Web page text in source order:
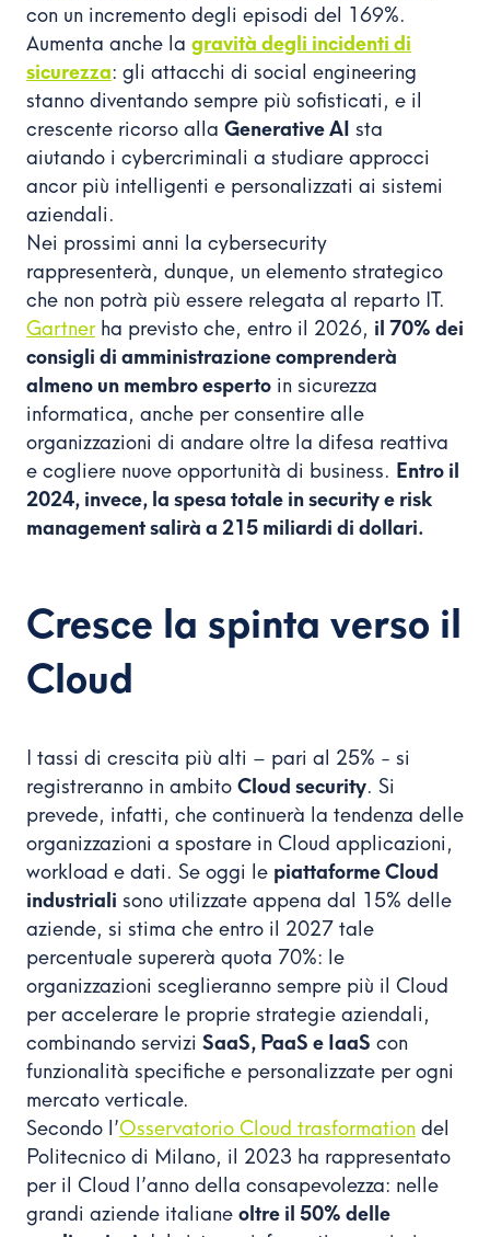
con un incremento degli episodi del 169%.
Aumenta anche la gravità degli incidenti di
sicurezza: gli attacchi di social engineering
stanno diventando sempre più sofisticati, e il
crescente ricorso alla Generative AI sta
aiutando i cybercriminali a studiare approcci
ancor più intelligenti e personalizzati ai sistemi
aziendali.
Nei prossimi anni la cybersecurity
rappresenterà, dunque, un elemento strategico
che non potrà più essere relegata al reparto IT.
Gartnerha previsto che, entro il 2026, il 70% dei
consigli di amministrazione comprenderà
almeno un membro esperto in sicurezza
informatica, anche per consentire alle
organizzazioni di andare oltre la difesa reattiva
e cogliere nuove opportunità di business. Entro il
2024, invece, la spesa totale in security e risk
management salirà a 215 miliardi di dollari.
Cresce la spinta verso il
Cloud
I tassi di crescita più alti – pari al 25% - si
registreranno in ambito Cloud security. Si
prevede, infatti, che continuerà la tendenza delle
organizzazioni a spostare in Cloud applicazioni,
workload e dati. Se oggi le piattaforme Cloud
industriali sono utilizzate appena dal 15% delle
aziende, si stima che entro il 2027 tale
percentuale supererà quota 70%: le
organizzazioni sceglieranno sempre più il Cloud
per accelerare le proprie strategie aziendali,
combinando servizi SaaS, PaaS e IaaS con
funzionalità specifiche e personalizzate per ogni
mercato verticale.
Secondo l’Osservatorio Cloud trasformation del
Politecnico di Milano, il 2023 ha rappresentato
per il Cloud l’anno della consapevolezza: nelle
grandi aziende italiane oltre il 50% delle